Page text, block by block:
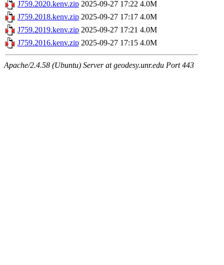
J759.2020.kenv.zip 2025-09-27 17:22 4.0M
J759.2018.kenv.zip 2025-09-27 17:17 4.0M
J759.2019.kenv.zip 2025-09-27 17:21 4.0M
J759.2016.kenv.zip 2025-09-27 17:15 4.0M
Apache/2.4.58 (Ubuntu) Server at geodesy.unr.edu Port 443